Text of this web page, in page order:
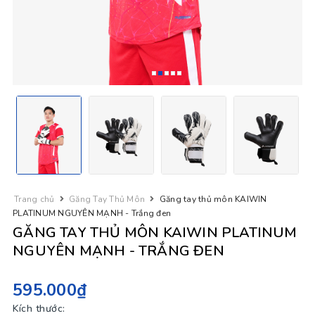
Trang chủ Găng Tay Thủ Môn
Găng tay thủ môn KAIWIN
PLATINUM NGUYÊN MẠNH - Trắng đen
GĂNG TAY THỦ MÔN KAIWIN PLATINUM
NGUYÊN MẠNH - TRẮNG ĐEN
595.000₫
Kích thước: